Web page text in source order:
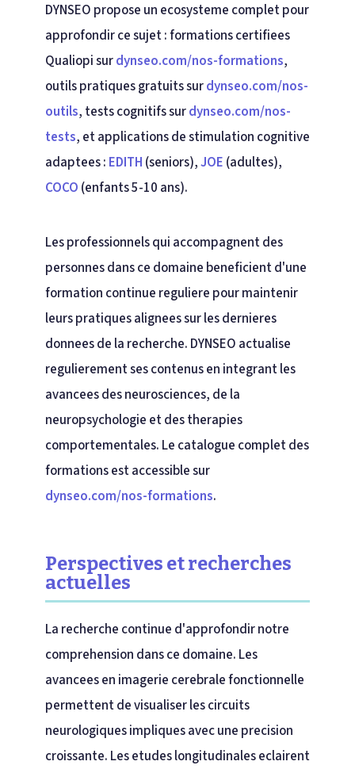
DYNSEO propose un ecosysteme complet pour
approfondir ce sujet : formations certifiees
Qualiopi surdynseo.com/nos-formations,
outils pratiques gratuits surdynseo.com/nos-
outils, tests cognitifs surdynseo.com/nos-
tests, et applications de stimulation cognitive
adaptees : EDITH (seniors),JOE (adultes),
COCO (enfants 5-10 ans).
Les professionnels qui accompagnent des
personnes dans ce domaine beneficient d'une
formation continue reguliere pour maintenir
leurs pratiques alignees sur les dernieres
donnees de la recherche. DYNSEO actualise
regulierement ses contenus en integrant les
avancees des neurosciences, de la
neuropsychologie et des therapies
comportementales. Le catalogue complet des
formations est accessible sur
dynseo.com/nos-formations.
Perspectives et recherches
actuelles
La recherche continue d'approfondir notre
comprehension dans ce domaine. Les
avancees en imagerie cerebrale fonctionnelle
permettent de visualiser les circuits
neurologiques impliques avec une precision
croissante. Les etudes longitudinales eclairent